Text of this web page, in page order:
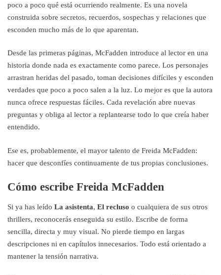
poco a poco qué está ocurriendo realmente. Es una novela
construida sobre secretos, recuerdos, sospechas y relaciones que
esconden mucho más de lo que aparentan.
Desde las primeras páginas, McFadden introduce al lector en una
historia donde nada es exactamente como parece. Los personajes
arrastran heridas del pasado, toman decisiones difíciles y esconden
verdades que poco a poco salen a la luz. Lo mejor es que la autora
nunca ofrece respuestas fáciles. Cada revelación abre nuevas
preguntas y obliga al lector a replantearse todo lo que creía haber
entendido.
Ese es, probablemente, el mayor talento de Freida McFadden:
hacer que desconfíes continuamente de tus propias conclusiones.
Cómo escribe Freida McFadden
Si ya has leído La asistenta, El recluso o cualquiera de sus otros
thrillers, reconocerás enseguida su estilo. Escribe de forma
sencilla, directa y muy visual. No pierde tiempo en largas
descripciones ni en capítulos innecesarios. Todo está orientado a
mantener la tensión narrativa.